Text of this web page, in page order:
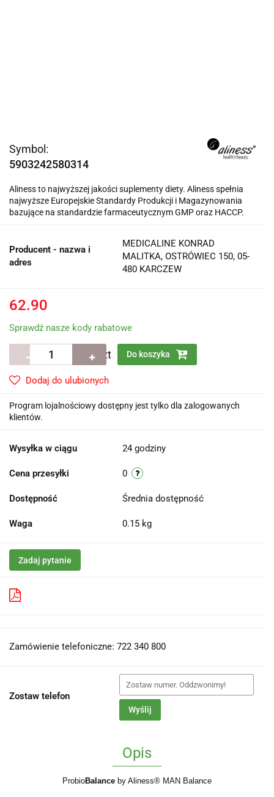
Symbol:
5903242580314
Aliness to najwyższej jakości suplementy diety. Aliness spełnia
najwyższe Europejskie Standardy Produkcji i Magazynowania
bazujące na standardzie farmaceutycznym GMP oraz HACCP.
Producent - nazwa i
adres
MEDICALINE KONRAD
MALITKA, OSTRÓWIEC 150, 05-
480 KARCZEW
62.90
Sprawdź nasze kody rabatowe
szt Do koszyka
Dodaj do ulubionych
Program lojalnościowy dostępny jest tylko dla zalogowanych
klientów.
Wysyłka w ciągu 24 godziny
Cena przesyłki 0
Dostępność Średnia dostępność
Waga 0.15 kg
Zadaj pytanie
Zamówienie telefoniczne: 722 340 800
Zostaw telefon
Wyślij
Opis
ProbioBalance by Aliness® MAN Balance